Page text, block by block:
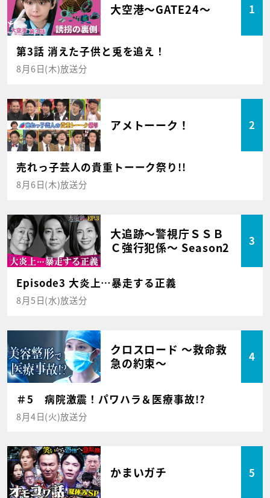
大空港～GATE24～ 1
第3話 消えた子供と兎を追え！
8月6日(木)放送分
アメトーーク！ 2
売れっ子芸人の貴重トーーク祭り!!
8月6日(木)放送分
大追跡～警視庁ＳＳＢ
Ｃ強行犯係～ Season2
3
Episode3 大炎上…暴走する正義
8月5日(水)放送分
クロスロード ～救命救
急の約束～
4
＃5 病院激震！パワハラ＆医療事故!?
8月4日(火)放送分
かまいガチ 5